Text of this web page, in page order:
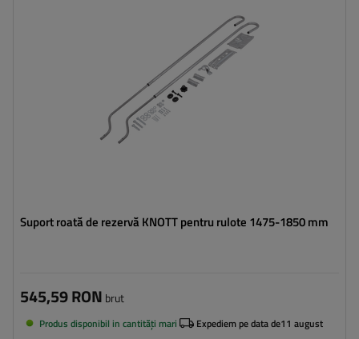
Suport roată de rezervă KNOTT pentru rulote 1475-1850 mm
545,59 RON brut
Produs disponibil in cantități mari Expediem pe data de11 august